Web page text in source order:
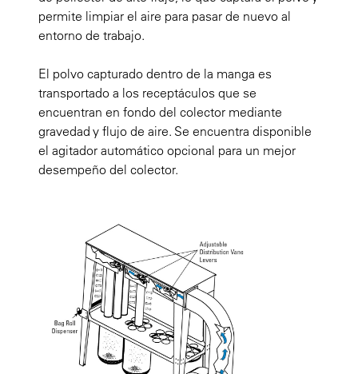
permite limpiar el aire para pasar de nuevo al
entorno de trabajo.
El polvo capturado dentro de la manga es
transportado a los receptáculos que se
encuentran en fondo del colector mediante
gravedad y flujo de aire. Se encuentra disponible
el agitador automático opcional para un mejor
desempeño del colector.